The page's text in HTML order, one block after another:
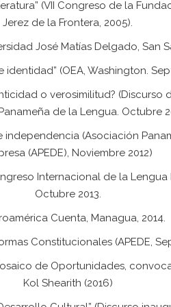
(VII Congreso de la
Jerez de la Frontera, 2005).
José Matías Delgado, San
identidad” (OEA, Washington.
o verosimilitud? (Discurso
de la Lengua. Octubre
independencia (Asociación
(APEDE), Noviembre 2012)
Internacional de la Lengua
Octubre 2013.
Cuenta, Managua, 2014.
Constitucionales (APEDE,
de Oportunidades,
Kol Shearith (2016)